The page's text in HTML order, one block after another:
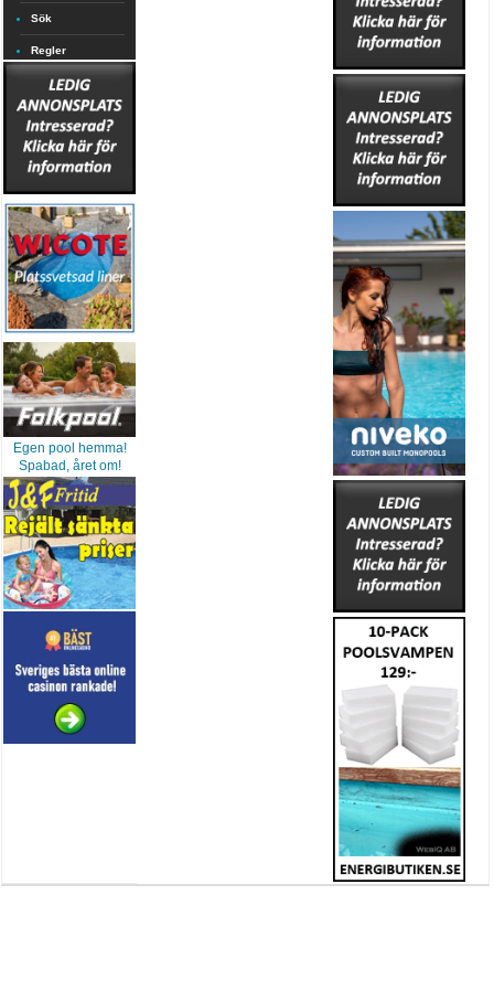
Sök
Regler
Egen pool hemma!
Spabad, året om!